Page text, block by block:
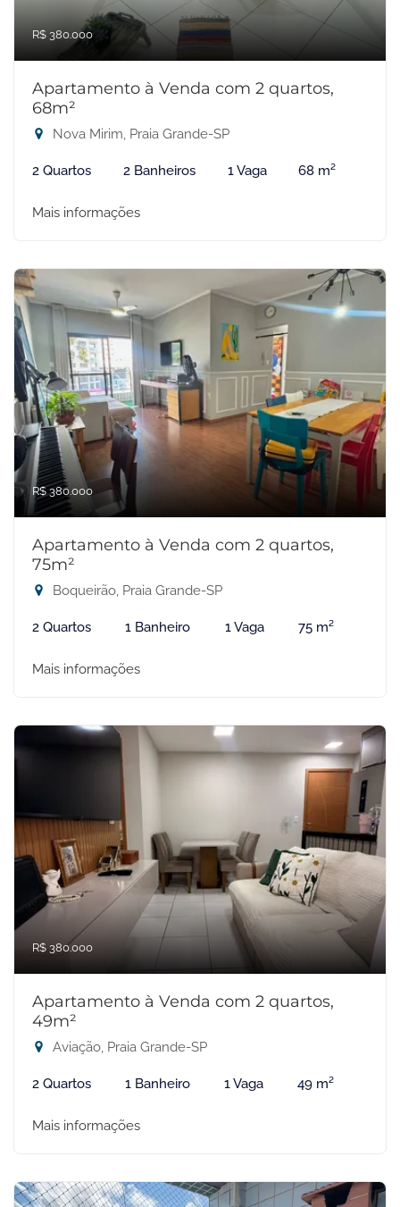
R$ 380.000
Apartamento à Venda com 2 quartos,
68m²
Nova Mirim, Praia Grande-SP
2 Quartos 2 Banheiros 1 Vaga 68 m²
Mais informações
R$ 380.000
Apartamento à Venda com 2 quartos,
75m²
Boqueirão, Praia Grande-SP
2 Quartos 1 Banheiro 1 Vaga 75 m²
Mais informações
R$ 380.000
Apartamento à Venda com 2 quartos,
49m²
Aviação, Praia Grande-SP
2 Quartos 1 Banheiro 1 Vaga 49 m²
Mais informações